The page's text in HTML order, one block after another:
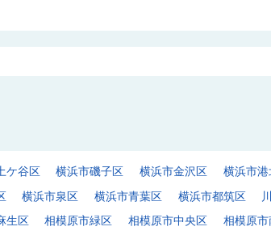
ケ谷区 横浜市磯子区 横浜市金沢区
横浜市港
横浜市泉区 横浜市青葉区 横浜市都筑区
生区 相模原市緑区 相模原市中央区
相模原市